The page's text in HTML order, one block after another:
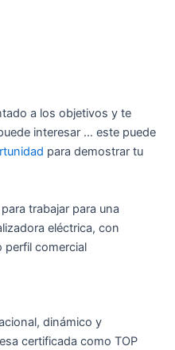
a los objetivos y te
interesar … este puede
para demostrar tu
trabajar para una
eléctrica, con
perfil comercial
dinámico y
certificada como TOP